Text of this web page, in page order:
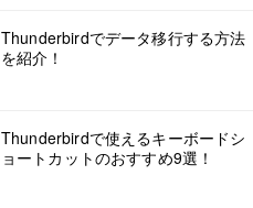
Thunderbirdでデータ移行する方法
を紹介！
Thunderbirdで使えるキーボードシ
ョートカットのおすすめ9選！